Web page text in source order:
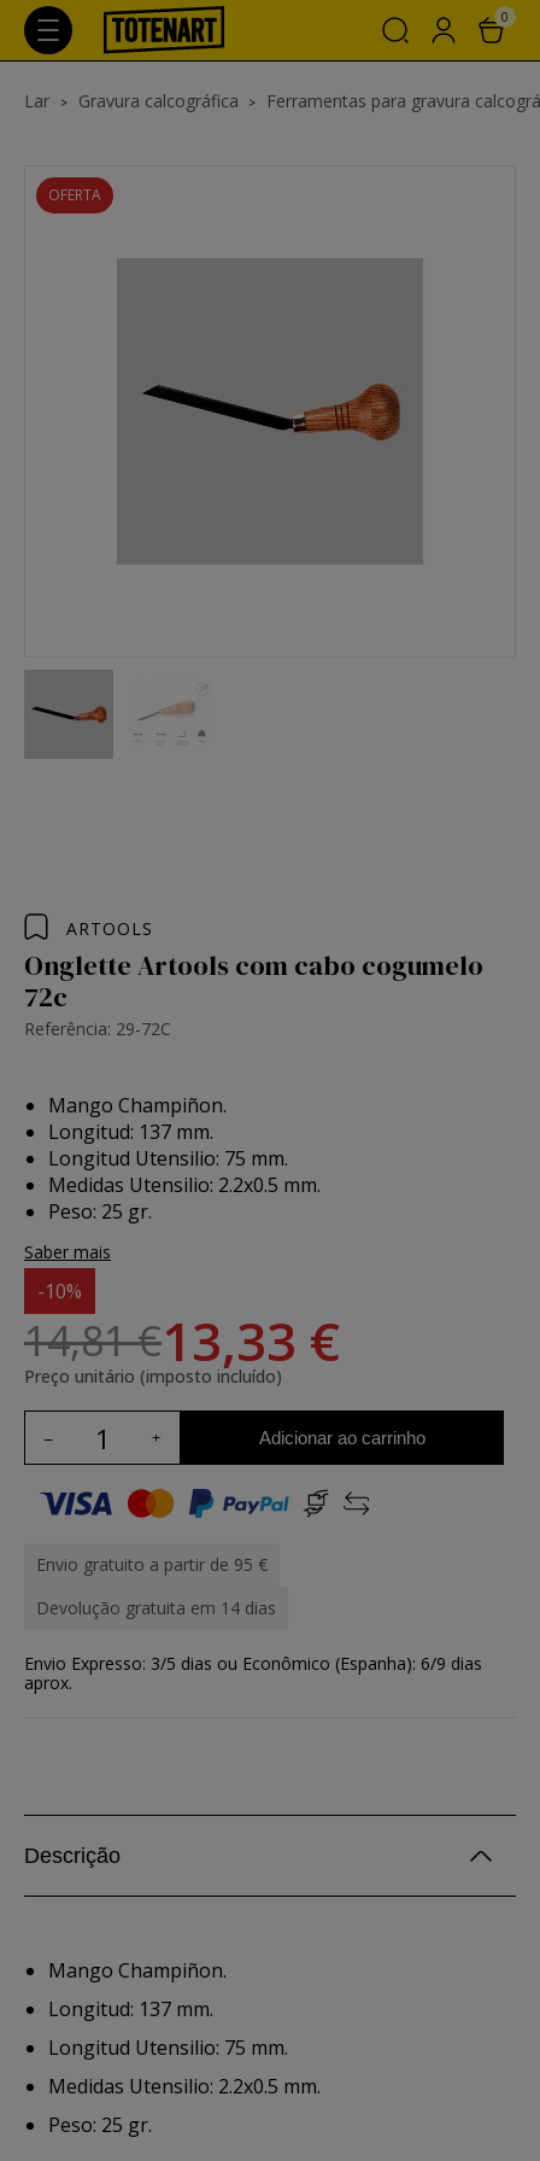
0
Lar Gravura calcográfica Ferramentas para gravura
OFERTA
ARTOOLS
Onglette Artools com cabo cogumelo
72c
Referência: 29-72C
Mango Champiñon.
Longitud: 137 mm.
Longitud Utensilio: 75 mm.
Medidas Utensilio: 2.2x0.5 mm.
Peso: 25 gr.
Saber mais
-10%
14,81 €13,33 €
Preço unitário (imposto incluído)
Adicionar ao carrinho
Envio gratuito a partir de 95 €
Devolução gratuita em 14 dias
Envio Expresso: 3/5 dias ou Econômico (Espanha): 6/9 dias
aprox.
Descrição
Mango Champiñon.
Longitud: 137 mm.
Longitud Utensilio: 75 mm.
Medidas Utensilio: 2.2x0.5 mm.
Peso: 25 gr.